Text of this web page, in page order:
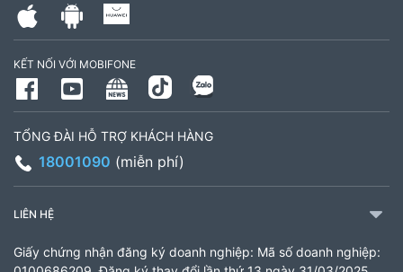
795497999
Giờ làm việc: Thứ 2 đến Thứ 6: Sáng 07:30 -
11:00 Chiều 13:30 đến 17:30 Thứ 7: Sáng 08:00
- 11:30 chiều 13:00 đến 17:00
CH 21B Ba La (CH 16 Ba La)
903460846
KẾT NỐI VỚI MOBIFONE
TỔNG ĐÀI HỖ TRỢ KHÁCH HÀNG
18001090 (miễn phí)
LIÊN HỆ
Giấy chứng nhận đăng ký doanh nghiệp: Mã số doanh nghiệp: